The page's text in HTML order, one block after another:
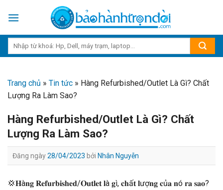
Trang chủ » Tin tức » Hàng Refurbished/Outlet Là Gì? Chất
Lượng Ra Làm Sao?
Hàng Refurbished/Outlet Là Gì? Chất
Lượng Ra Làm Sao?
Đăng ngày28/04/2023 bởi Nhân Nguyễn
💢𝐇à𝐧𝐠 𝐑𝐞𝐟𝐮𝐫𝐛𝐢𝐬𝐡𝐞𝐝/𝐎𝐮𝐭𝐥𝐞𝐭 𝐥à 𝐠ì, 𝐜𝐡ấ𝐭 𝐥ượ𝐧𝐠 𝐜ủ𝐚 𝐧ó 𝐫𝐚 𝐬𝐚𝐨?